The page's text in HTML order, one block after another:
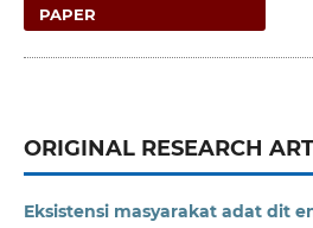
PAPER
ORIGINAL RESEARCH
Eksistensi masyarakat adat dit